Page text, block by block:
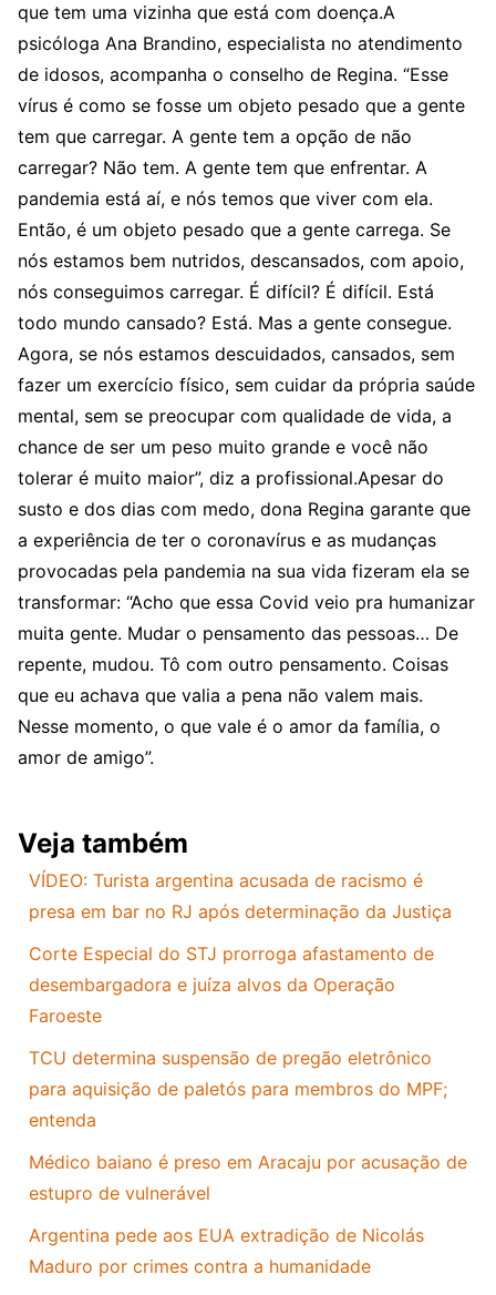
que tem uma vizinha que está com doença.A
psicóloga Ana Brandino, especialista no atendimento
de idosos, acompanha o conselho de Regina. “Esse
vírus é como se fosse um objeto pesado que a gente
tem que carregar. A gente tem a opção de não
carregar? Não tem. A gente tem que enfrentar. A
pandemia está aí, e nós temos que viver com ela.
Então, é um objeto pesado que a gente carrega. Se
nós estamos bem nutridos, descansados, com apoio,
nós conseguimos carregar. É difícil? É difícil. Está
todo mundo cansado? Está. Mas a gente consegue.
Agora, se nós estamos descuidados, cansados, sem
fazer um exercício físico, sem cuidar da própria saúde
mental, sem se preocupar com qualidade de vida, a
chance de ser um peso muito grande e você não
tolerar é muito maior”, diz a profissional.Apesar do
susto e dos dias com medo, dona Regina garante que
a experiência de ter o coronavírus e as mudanças
provocadas pela pandemia na sua vida fizeram ela se
transformar: “Acho que essa Covid veio pra humanizar
muita gente. Mudar o pensamento das pessoas… De
repente, mudou. Tô com outro pensamento. Coisas
que eu achava que valia a pena não valem mais.
Nesse momento, o que vale é o amor da família, o
amor de amigo”.
Veja também
VÍDEO: Turista argentina acusada de racismo é
presa em bar no RJ após determinação da Justiça
Corte Especial do STJ prorroga afastamento de
desembargadora e juíza alvos da Operação
Faroeste
TCU determina suspensão de pregão eletrônico
para aquisição de paletós para membros do MPF;
entenda
Médico baiano é preso em Aracaju por acusação de
estupro de vulnerável
Argentina pede aos EUA extradição de Nicolás
Maduro por crimes contra a humanidade